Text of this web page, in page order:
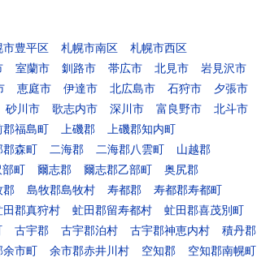
市豊平区 札幌市南区
札幌市西区
室蘭市 釧路市 帯広市 北見市
岩見沢市
恵庭市 伊達市 北広島市 石狩市
夕張市
砂川市 歌志内市 深川市 富良野市
北斗市
郡福島町 上磯郡
上磯郡知内町
郡森町 二海郡 二海郡八雲町
山越郡
部町 爾志郡 爾志郡乙部町
奥尻郡
郡 島牧郡島牧村 寿都郡
寿都郡寿都町
田郡真狩村 虻田郡留寿都村
虻田郡喜茂別町
古宇郡 古宇郡泊村 古宇郡神恵内村
積丹郡
余市町 余市郡赤井川村 空知郡
空知郡南幌町